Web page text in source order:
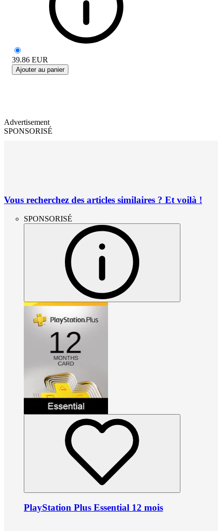
39.86 EUR
Ajouter au panier
Advertisement
SPONSORISÉ
Vous recherchez des articles similaires ? Et voilà !
SPONSORISÉ
PlayStation Plus Essential 12 mois